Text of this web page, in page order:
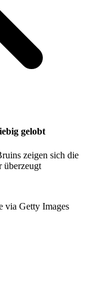
gelobt
zeigen sich die
überzeugt
via Getty Images